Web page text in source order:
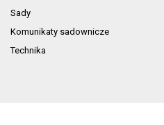
Sady
Komunikaty sadownicze
Technika